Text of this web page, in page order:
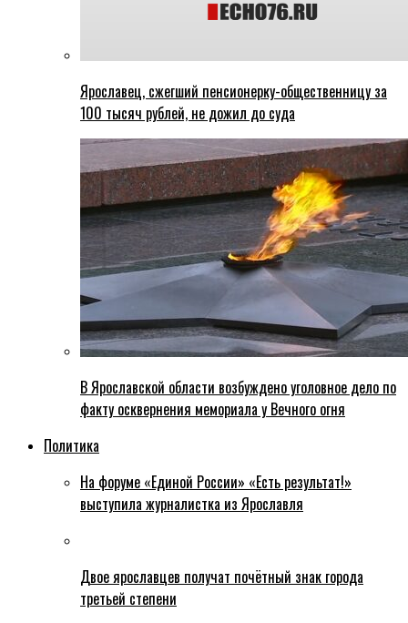
Ярославец, сжегший пенсионерку-общественницу за
100 тысяч рублей, не дожил до суда
В Ярославской области возбуждено уголовное дело по
факту осквернения мемориала у Вечного огня
Политика
На форуме «Единой России» «Есть результат!»
выступила журналистка из Ярославля
Двое ярославцев получат почётный знак города
третьей степени